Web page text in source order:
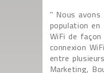
" Nous
population en
WiFi de
connexion
entre
Marketing,